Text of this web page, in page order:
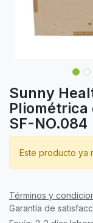
Sunny
Pliométrica
SF-NO.084
Este producto ya
Términos y
Garantía de